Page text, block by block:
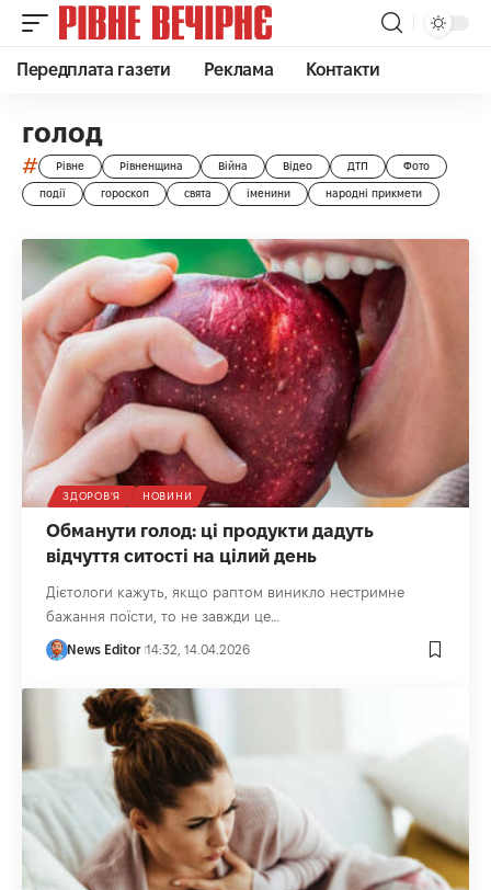
Передплата газети Реклама Контакти
голод
# Рівне Рівненщина Війна Відео ДТП Фото
події гороскоп свята іменини народні прикмети
ЗДОРОВ'Я НОВИНИ
Обманути голод: ці продукти дадуть
відчуття ситості на цілий день
Дієтологи кажуть, якщо раптом виникло нестримне
бажання поїсти, то не завжди це…
News Editor 14:32, 14.04.2026